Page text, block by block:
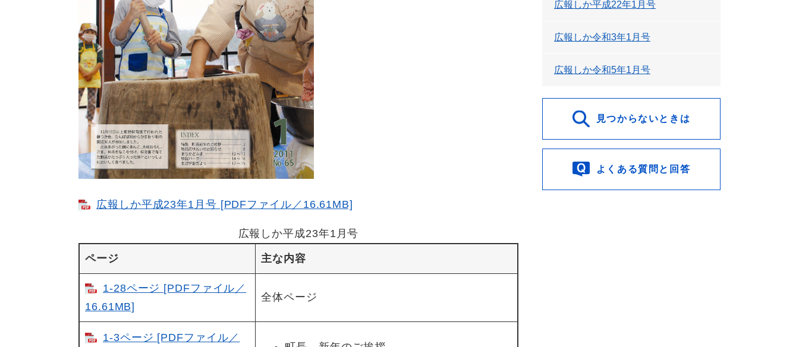
広報しか平成23年1月号 [PDFファイル／16.61MB]
広報しか平成23年1月号
ページ 主な内容
1-28ページ [PDFファイル／
16.61MB]
全体ページ
1-3ページ [PDFファイル／
広報しか平成22年1月号
広報しか令和3年1月号
広報しか令和5年1月号
見つからないときは
よくある質問と回答